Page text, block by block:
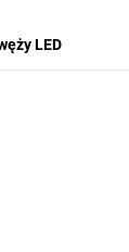
LED